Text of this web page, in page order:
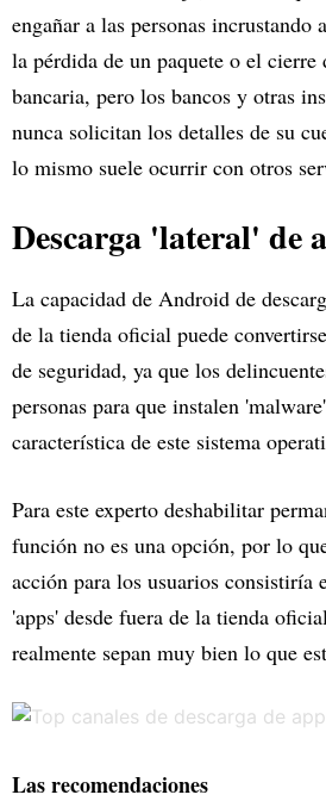
engañar a las personas incrustando
la pérdida de un paquete o el cierre
bancaria, pero los bancos y otras
nunca solicitan los detalles de su
lo mismo suele ocurrir con otros
Descarga 'lateral' de
La capacidad de Android de
de la tienda oficial puede
de seguridad, ya que los
personas para que instalen
característica de este sistema
Para este experto deshabilitar
función no es una opción, por lo
acción para los usuarios consistiría
'apps' desde fuera de la tienda
realmente sepan muy bien lo que
Las recomendaciones